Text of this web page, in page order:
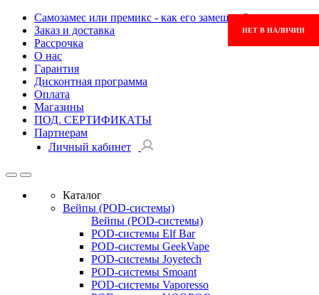
Самозамес или премикс - как его замешать?
Заказ и доставка
Рассрочка
О нас
Гарантия
Дисконтная программа
Оплата
Магазины
ПОД. СЕРТИФИКАТЫ
Партнерам
Личный кабинет
Каталог
Вейпы (POD-системы)
Вейпы (POD-системы)
POD-системы Elf Bar
POD-системы GeekVape
POD-системы Joyetech
POD-системы Smoant
POD-системы Vaporesso
НЕТ В НАЛИЧИИ